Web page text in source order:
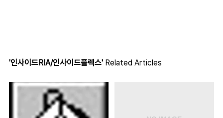
'인사이드RIA/인사이드플렉스' Related Articles